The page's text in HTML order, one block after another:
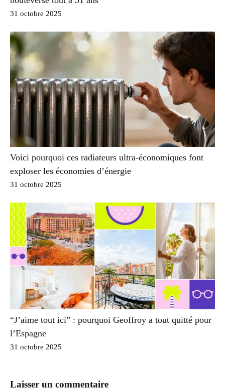
31 octobre 2025
Voici pourquoi ces radiateurs ultra-économiques font
exploser les économies d’énergie
31 octobre 2025
“J’aime tout ici” : pourquoi Geoffroy a tout quitté pour
l’Espagne
31 octobre 2025
Laisser un commentaire